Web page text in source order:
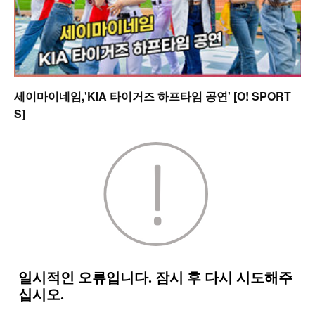
세이마이네임,'KIA 타이거즈 하프타임 공연' [O! SPORT
S]